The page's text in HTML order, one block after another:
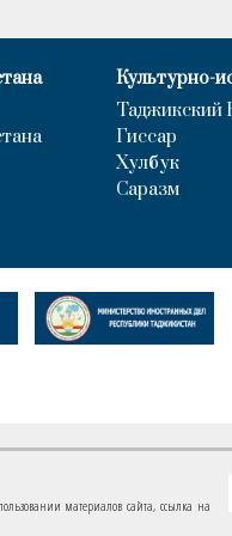
Культурно-
Таджикский
Гиссар
Хулбук
Саразм
материалов сайта, ссылка на